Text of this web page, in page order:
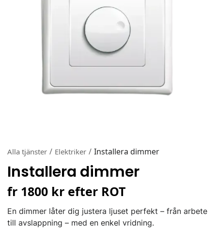
Alla tjänster / Elektriker / Installera dimmer
Installera dimmer
fr 1800 kr efter ROT
En dimmer låter dig justera ljuset perfekt – från arbete
till avslappning – med en enkel vridning.